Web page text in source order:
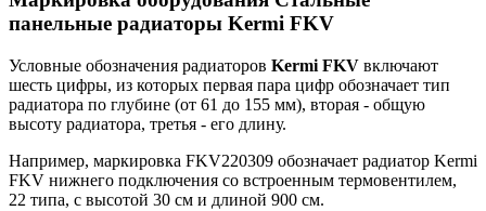
панельные радиаторы Kermi FKV
Условные обозначения радиаторов Kermi FKV включают
шесть цифры, из которых первая пара цифр обозначает тип
радиатора по глубине (от 61 до 155 мм), вторая - общую
высоту радиатора, третья - его длину.
Например, маркировка FKV220309 обозначает радиатор Kermi
FKV нижнего подключения со встроенным термовентилем,
22 типа, с высотой 30 см и длиной 900 см.